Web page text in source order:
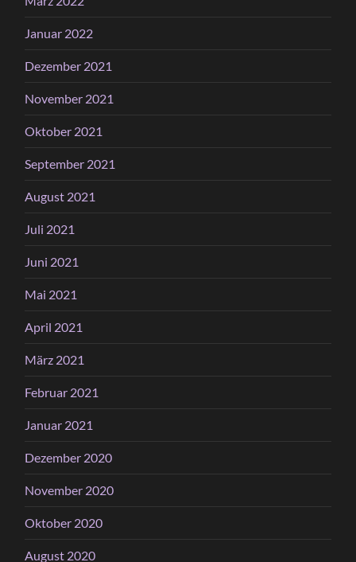
Januar 2022
Dezember 2021
November 2021
Oktober 2021
September 2021
August 2021
Juli 2021
Juni 2021
Mai 2021
April 2021
März 2021
Februar 2021
Januar 2021
Dezember 2020
November 2020
Oktober 2020
August 2020